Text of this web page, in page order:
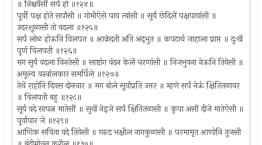
॥ निश्चयेंसीं सर्प हो ॥१२४॥
पूर्वी पक्ष होते सर्पांसी ॥ गोमीऐसे पाय त्यांसी ॥ सूर्यं छेदिलें पक्षपायांसी ॥
उदरशूळासी तो वदला ॥१२५॥
सर्प लोळ होऊनि विलपत ॥ आक्रंदती अति अद्‍भुत ॥ कपटार्थ जाहाला प्राप्त ॥ दुःखें
पूर्ण विलपती ॥१२६॥
मग सूर्य वदला विनतेसी ॥ साष्टांग वंदन केलें चरणांसी ॥ निजभुवना नेऊनि तियेसी ॥
अमूल्य वस्त्रांलकार समर्पिले ॥१२७॥
तेथें राहोनि दिवस दोनचार ॥ मग बोले सूर्य़ाप्रति उत्तर ॥ म्हणे सर्प नेऊं क्षितितळावर
॥ विलपती बहु ॥१२८॥
सूर्य वदे सापत्न मातेसीं ॥ सुखें नेइजे सर्प क्षितितळासी ॥ कृपा असों दीजे मातेऐसी ॥
पूर्वापार जे ॥१२९॥
आणिक सविता वदे तियेसी ॥ गरुड भक्षील नागकुळासी ॥ परमामृत आणोनि तुजसी